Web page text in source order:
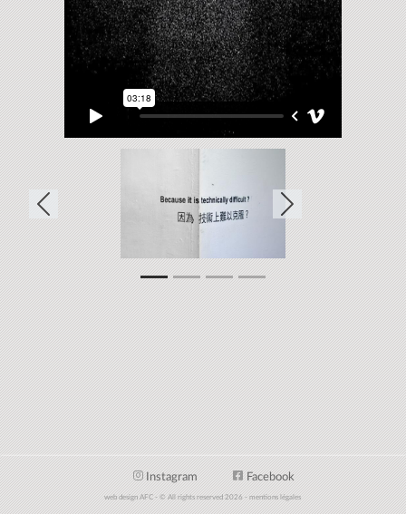
Previous Next
Instagram Facebook
web design AFC - © All rights reserved 2026 - mentions légales